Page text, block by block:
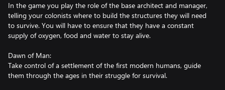
In the game you play the role of the base architect and manager,
telling your colonists where to build the structures they will need
to survive. You will have to ensure that they have a constant
supply of oxygen, food and water to stay alive.
Dawn of Man:
Take control of a settlement of the first modern humans, guide
them through the ages in their struggle for survival.